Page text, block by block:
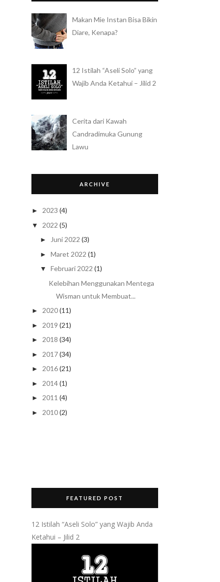
Makan Mie Instan Bisa Bikin
Diare, Kenapa?
12 Istilah “Aseli Solo” yang
Wajib Anda Ketahui – Jilid 2
Cerita dari Kawah
Candradimuka Gunung
Lawu
ARCHIVE
► 2023 (4)
▼ 2022 (5)
► Juni 2022 (3)
► Maret 2022 (1)
▼ Februari 2022 (1)
Kelebihan Menggunakan Mentega
Wisman untuk Membuat...
► 2020(11)
► 2019 (21)
► 2018 (34)
► 2017(34)
► 2016(21)
► 2014(1)
► 2011 (4)
► 2010(2)
FEATURED POST
12 Istilah “Aseli Solo” yang Wajib Anda
Ketahui – Jilid 2